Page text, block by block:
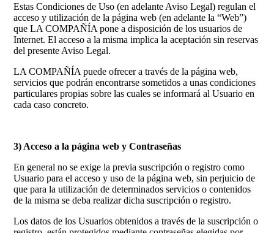
Estas Condiciones de Uso (en adelante Aviso Legal) regulan el
acceso y utilización de la página web (en adelante la “Web”)
que LA COMPAÑÍA pone a disposición de los usuarios de
Internet. El acceso a la misma implica la aceptación sin reservas
del presente Aviso Legal.
LA COMPAÑÍA puede ofrecer a través de la página web,
servicios que podrán encontrarse sometidos a unas condiciones
particulares propias sobre las cuales se informará al Usuario en
cada caso concreto.
3) Acceso a la página web y Contraseñas
En general no se exige la previa suscripción o registro como
Usuario para el acceso y uso de la página web, sin perjuicio de
que para la utilización de determinados servicios o contenidos
de la misma se deba realizar dicha suscripción o registro.
Los datos de los Usuarios obtenidos a través de la suscripción o